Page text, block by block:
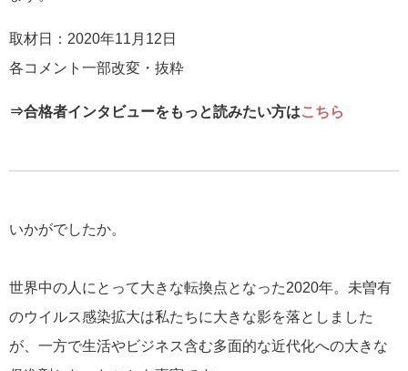
取材日：2020年11月12日
各コメント一部改変・抜粋
⇒合格者インタビューをもっと読みたい方はこちら
いかがでしたか。
世界中の人にとって大きな転換点となった2020年。未曽有
のウイルス感染拡大は私たちに大きな影を落としました
が、一方で生活やビジネス含む多面的な近代化への大きな